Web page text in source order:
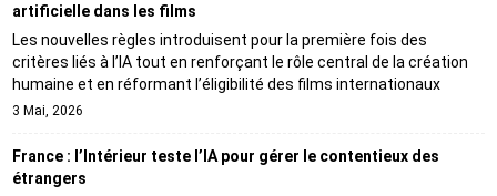
artificielle dans les films
Les nouvelles règles introduisent pour la première fois des
critères liés à l’IA tout en renforçant le rôle central de la création
humaine et en réformant l’éligibilité des films internationaux
3 Mai, 2026
France : l’Intérieur teste l’IA pour gérer le contentieux des
étrangers